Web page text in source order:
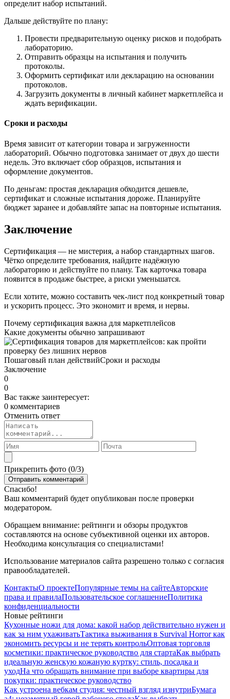
определит набор испытаний.
Дальше действуйте по плану:
Провести предварительную оценку рисков и подобрать
лабораторию.
Отправить образцы на испытания и получить
протоколы.
Оформить сертификат или декларацию на основании
протоколов.
Загрузить документы в личный кабинет маркетплейса и
ждать верификации.
Сроки и расходы
Время зависит от категории товара и загруженности
лабораторий. Обычно подготовка занимает от двух до шести
недель. Это включает сбор образцов, испытания и
оформление документов.
По деньгам: простая декларация обходится дешевле,
сертификат и сложные испытания дороже. Планируйте
бюджет заранее и добавляйте запас на повторные испытания.
Заключение
Сертификация — не мистерия, а набор стандартных шагов.
Чётко определите требования, найдите надёжную
лабораторию и действуйте по плану. Так карточка товара
появится в продаже быстрее, а риски уменьшатся.
Если хотите, можно составить чек-лист под конкретный товар
и ускорить процесс. Это экономит и время, и нервы.
Почему сертификация важна для маркетплейсов
Какие документы обычно запрашивают
Пошаговый план действийСроки и расходы
Заключение
0
0
Вас также заинтересует:
0 комментариев
Отменить ответ
Прикрепить фото (0/3)
Спасибо!
Ваш комментарий будет опубликован после проверки
модератором.
Обращаем внимание: рейтинги и обзоры продуктов
составляются на основе субъективной оценки их авторов.
Необходима консультация со специалистами!
Использование материалов сайта разрешено только с согласия
правообладателей.
КонтактыО проектеПопулярные темы на сайтеАвторские
права и правилаПользовательское соглашениеПолитика
конфиденциальности
Новые рейтинги
Кухонные ножи для дома: какой набор действительно нужен и
как за ним ухаживатьТактика выживания в Survival Horror как
экономить ресурсы и не терять контрольОптовая торговля
косметики: практическое руководство для стартаКак выбрать
идеальную женскую кожаную куртку: стиль, посадка и
уходНа что обращать внимание при выборе квартиры для
покупки: практическое руководство
Как устроена вебкам студия: честный взгляд изнутриБумага